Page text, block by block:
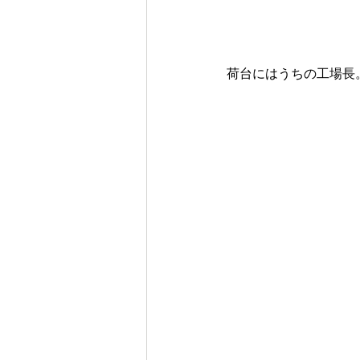
荷台にはうちの工場長